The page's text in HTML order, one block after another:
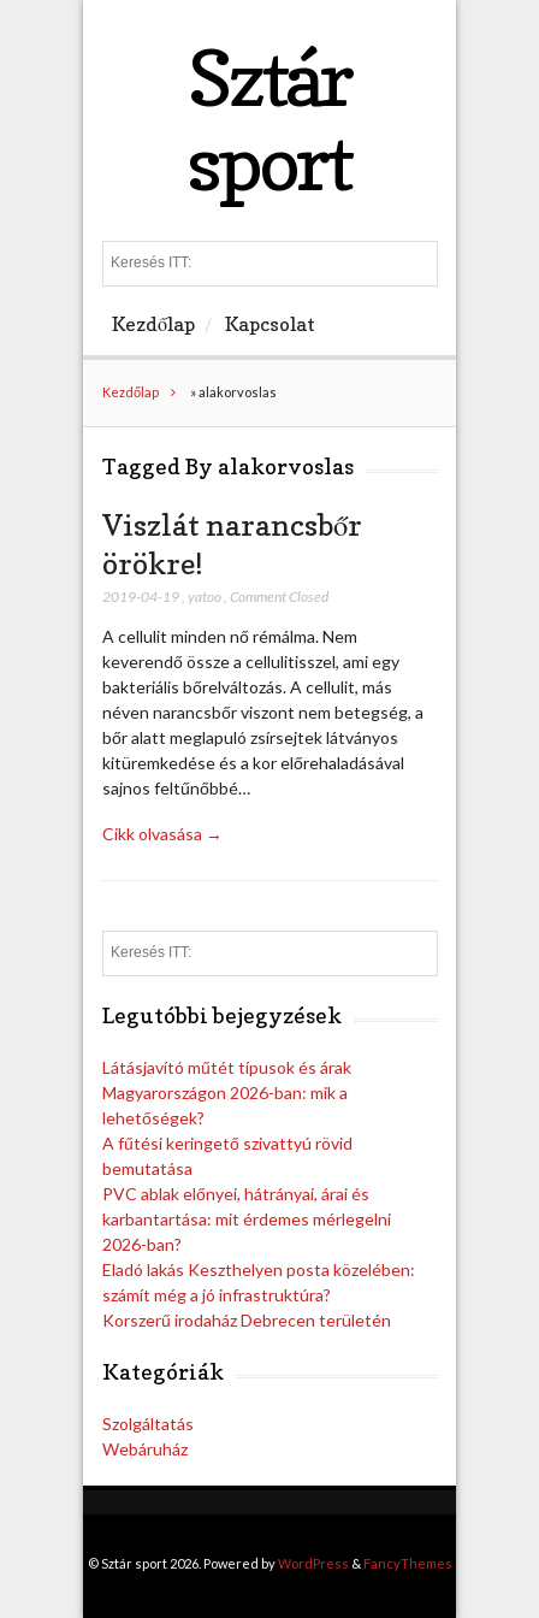
Sztár
sport
e
h
Kezdőlap Kapcsolat
Kezdőlap »alakorvoslas
Tagged By alakorvoslas
Viszlát narancsbőr
örökre!
2019-04-19, yatoo, Comment Closed
A cellulit minden nő rémálma. Nem
keverendő össze a cellulitisszel, ami egy
bakteriális bőrelváltozás. A cellulit, más
néven narancsbőr viszont nem betegség, a
bőr alatt meglapuló zsírsejtek látványos
kitüremkedése és a kor előrehaladásával
sajnos feltűnőbbé…
Cikk olvasása →
e
Legutóbbi bejegyzések
Látásjavító műtét típusok és árak
Magyarországon 2026-ban: mik a
lehetőségek?
A fűtési keringető szivattyú rövid
bemutatása
PVC ablak előnyei, hátrányai, árai és
karbantartása: mit érdemes mérlegelni
2026-ban?
Eladó lakás Keszthelyen posta közelében:
számít még a jó infrastruktúra?
Korszerű irodaház Debrecen területén
Kategóriák
Szolgáltatás
Webáruház
© Sztár sport 2026. Powered byWordPress & FancyThemes